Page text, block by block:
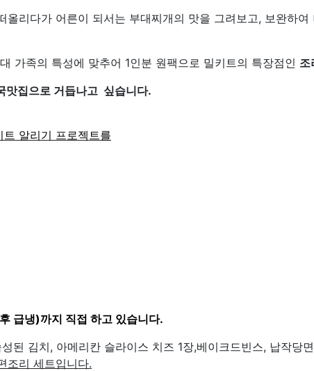
리다가 어른이 되서는 부대찌개의 맛을 그려보고, 보완하
가족의 특성에 맞추어 1인분 원팩으로 밀키트의 특장점인 조
맛집으로 거듭나고 싶습니다.
알리기 프로젝트를
급냉)까지 직접 하고 있습니다.
된 김치, 아메리칸 슬라이스 치즈 1장,베이크드빈스, 납작당
조리 세트입니다.